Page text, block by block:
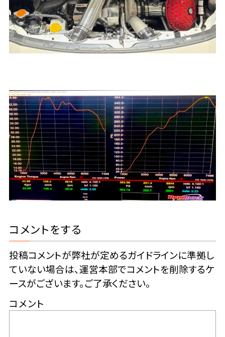
コメントをする
投稿コメントが弊社が定めるガイドラインに準拠し
ていない場合は、運営本部でコメントを削除するケ
ースがございます。ご了承ください。
コメント